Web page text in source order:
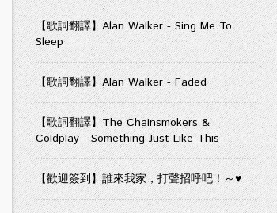
【歌詞翻譯】Alan Walker - Sing Me To
Sleep
【歌詞翻譯】Alan Walker - Faded
【歌詞翻譯】The Chainsmokers &
Coldplay - Something Just Like This
【歡迎簽到】誰來我家，打聲招呼吧！～♥